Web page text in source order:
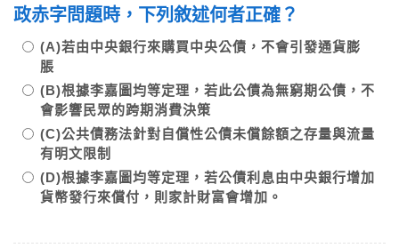
政赤字問題時，下列敘述何者正確？
(A)若由中央銀行來購買中央公債，不會引發通貨膨
脹
(B)根據李嘉圖均等定理，若此公債為無窮期公債，不
會影響民眾的跨期消費決策
(C)公共債務法針對自償性公債未償餘額之存量與流量
有明文限制
(D)根據李嘉圖均等定理，若公債利息由中央銀行增加
貨幣發行來償付，則家計財富會增加。